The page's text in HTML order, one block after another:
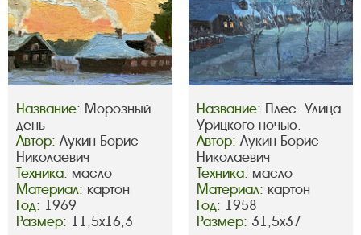
Название: Морозный
день
Автор: Лукин Борис
Николаевич
Техника: масло
Материал: картон
Год: 1969
Размер: 11,5х16,3
Название: Плес. Улица
Урицкого ночью.
Автор: Лукин Борис
Николаевич
Техника: масло
Материал: картон
Год: 1958
Размер: 31,5х37